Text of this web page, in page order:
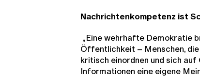
Nachrichtenkompetenz ist
„Eine wehrhafte Demokratie
Öffentlichkeit – Menschen,
kritisch einordnen und sich
Informationen eine eigene